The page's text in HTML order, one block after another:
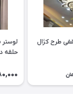
طرح کژال
لوستر